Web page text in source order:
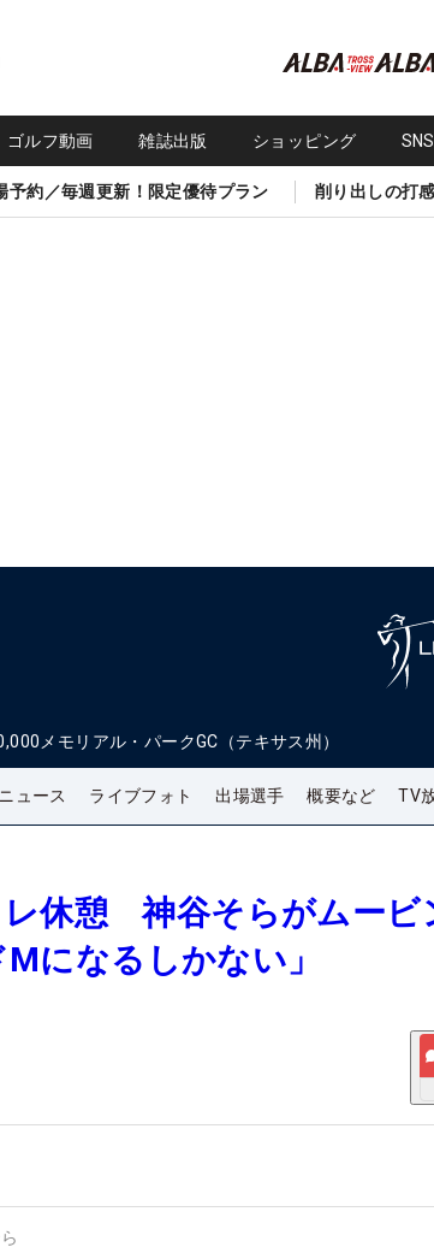
ゴルフ動画 雑誌出版 ショッピング
予約／毎週更新！限定優待プラン 削り出しの打
メモリアル・パークGC（テキサス州）
ニュース ライブフォト 出場選手 概要など TV
レ休憩 神谷そらがムービ
になるしかない」